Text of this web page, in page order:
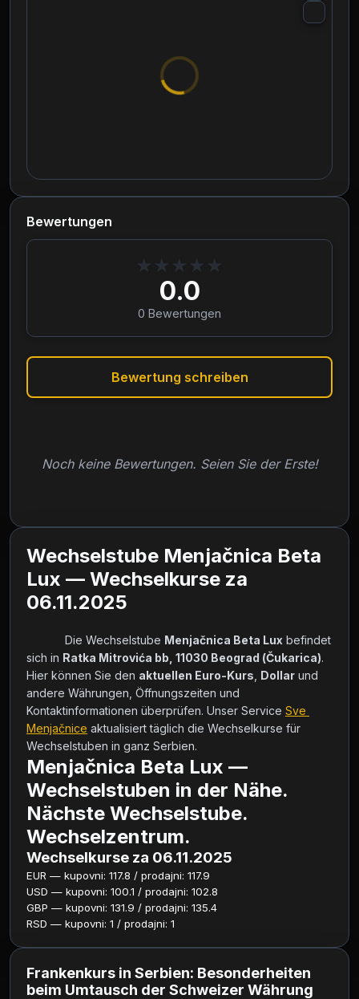
Bewertungen
★ ★ ★ ★ ★
0.0
0 Bewertungen
Bewertung schreiben
Noch keine Bewertungen. Seien Sie der Erste!
Wechselstube Menjačnica Beta
Lux — Wechselkurse za
06.11.2025
            Die Wechselstube
Menjačnica Beta Lux befindet
sich in Ratka Mitrovića bb, 11030 Beograd (Čukarica).
Hier können Sie den aktuellen Euro-Kurs Dollar und
andere Währungen, Öffnungszeiten und
Kontaktinformationen überprüfen. Unser Service Sve
Menjačnice aktualisiert täglich die Wechselkurse für
Wechselstuben in ganz Serbien.
Menjačnica Beta Lux —
Wechselstuben in der Nähe.
Nächste Wechselstube.
Wechselzentrum.
Wechselkurse za 06.11.2025
EUR — kupovni: 117.8 / prodajni: 117.9
USD — kupovni: 100.1 / prodajni: 102.8
GBP — kupovni: 131.9 / prodajni: 135.4
RSD — kupovni: 1 / prodajni: 1
Frankenkurs in Serbien: Besonderheiten
beim Umtausch der Schweizer Währung